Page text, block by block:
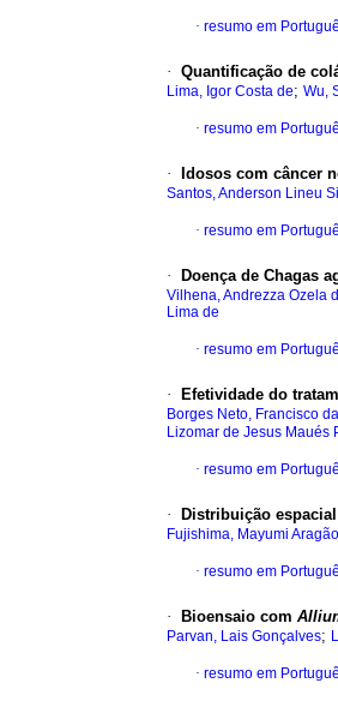
· resumo em
· Quantificação de
Lima, Igor Costa de; Wu,
· resumo em
· Idosos com câncer
Santos, Anderson Lineu
· resumo em
· Doença de Chagas
Vilhena, Andrezza Ozela
Lima de
· resumo em
· Efetividade do
Borges Neto, Francisco
Lizomar de Jesus Maués
· resumo em
· Distribuição
Fujishima, Mayumi Aragão
· resumo em
· Bioensaio com
Parvan, Lais Gonçalves;
· resumo em